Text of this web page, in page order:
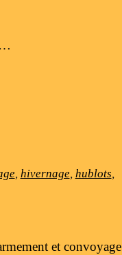
, hivernage, hublots,
et convoyage